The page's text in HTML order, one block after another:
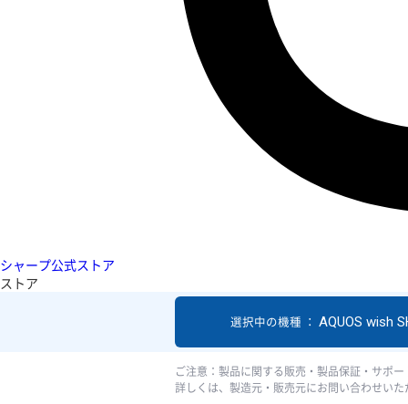
シャープ公式ストア
ストア
選択中の機種 ： AQUOS wish
ご注意：製品に関する販売・製品保証・サポ
詳しくは、製造元・販売元にお問い合わせい